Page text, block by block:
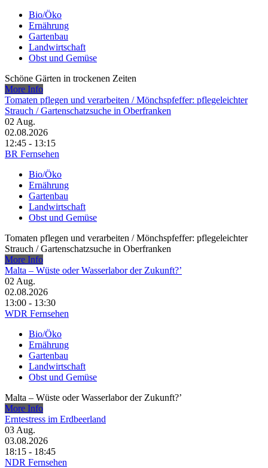
Bio/Öko
Ernährung
Gartenbau
Landwirtschaft
Obst und Gemüse
Schöne Gärten in trockenen Zeiten
More Info
Tomaten pflegen und verarbeiten /​ Mönchspfeffer: pflegeleichter
Strauch /​ Gartenschatzsuche in Oberfranken
02 Aug.
02.08.2026
12:45 - 13:15
BR Fernsehen
Bio/Öko
Ernährung
Gartenbau
Landwirtschaft
Obst und Gemüse
Tomaten pflegen und verarbeiten /​ Mönchspfeffer: pflegeleichter
Strauch /​ Gartenschatzsuche in Oberfranken
More Info
Malta – Wüste oder Wasserlabor der Zukunft?’
02 Aug.
02.08.2026
13:00 - 13:30
WDR Fernsehen
Bio/Öko
Ernährung
Gartenbau
Landwirtschaft
Obst und Gemüse
Malta – Wüste oder Wasserlabor der Zukunft?’
More Info
Erntestress im Erdbeerland
03 Aug.
03.08.2026
18:15 - 18:45
NDR Fernsehen